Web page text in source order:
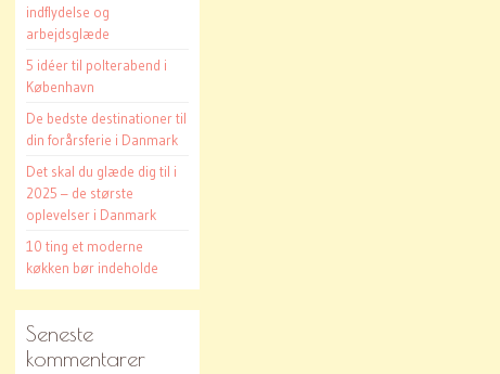
indflydelse og
arbejdsglæde
5 idéer til polterabend i
København
De bedste destinationer til
din forårsferie i Danmark
Det skal du glæde dig til i
2025 – de største
oplevelser i Danmark
10 ting et moderne
køkken bør indeholde
Seneste
kommentarer